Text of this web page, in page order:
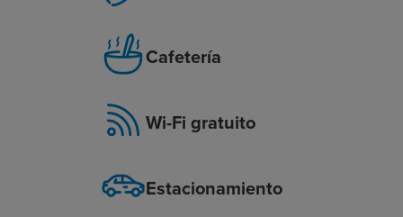
Cafetería
Wi-Fi gratuito
Estacionamiento